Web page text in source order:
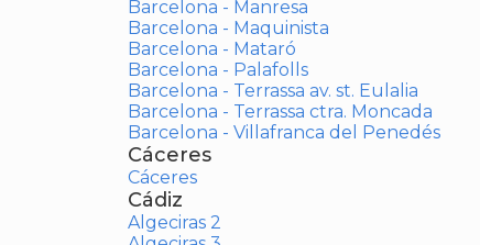
Barcelona - Manresa
Barcelona - Maquinista
Barcelona - Mataró
Barcelona - Palafolls
Barcelona - Terrassa av. st. Eulalia
Barcelona - Terrassa ctra. Moncada
Barcelona - Villafranca del Penedés
Cáceres
Cáceres
Cádiz
Algeciras 2